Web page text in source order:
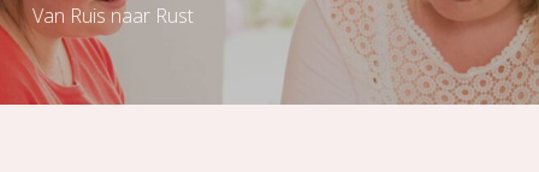
Van Ruis naar Rust